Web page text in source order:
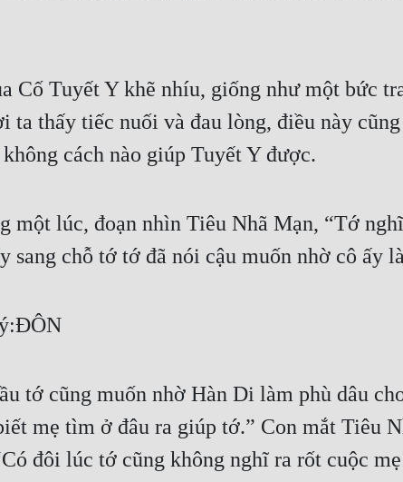
Cố Tuyết Y khẽ nhíu, giống như một bức
ta thấy tiếc nuối và đau lòng, điều này
cách nào giúp Tuyết Y được.
một lúc, đoạn nhìn Tiêu Nhã Mạn, “Tớ
sang chỗ tớ tớ đã nói cậu muốn nhờ cô
tớ cũng muốn nhờ Hàn Di làm phù dâu
mẹ tìm ở đâu ra giúp tớ.” Con mắt Tiêu
đôi lúc tớ cũng không nghĩ ra rốt cuộc